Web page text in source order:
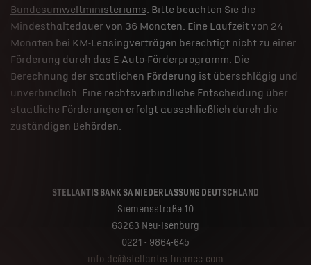
Bundesumweltministeriums. Bitte beachten Sie die
Mindesthaltedauer von 36 Monaten. Eine Laufzeit von 24
Monaten bei KM-Leasingverträgen berechtigt nicht zu einer
Förderung durch das E-Auto-Förderprogramm. Die
Berechnung der staatlichen Förderung ist überschlägig und
unverbindlich. Eine rechtsverbindliche Entscheidung über
staatliche Förderungen erfolgt ausschließlich durch die
zuständigen Behörden.
STELLANTIS BANK SA NIEDERLASSUNG DEUTSCHLAND
Siemensstraße 10
63263 Neu-Isenburg
0221 - 9864-645
info-de@stellantis-finance.com